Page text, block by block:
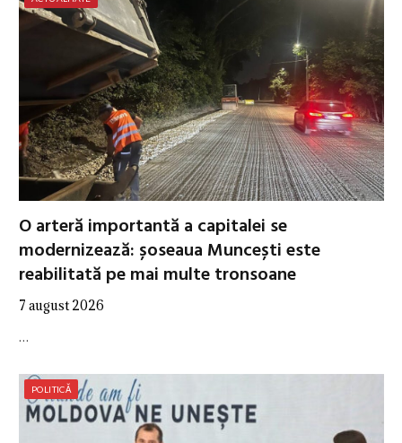
O arteră importantă a capitalei se
modernizează: șoseaua Muncești este
reabilitată pe mai multe tronsoane
7 august 2026
…
POLITICĂ